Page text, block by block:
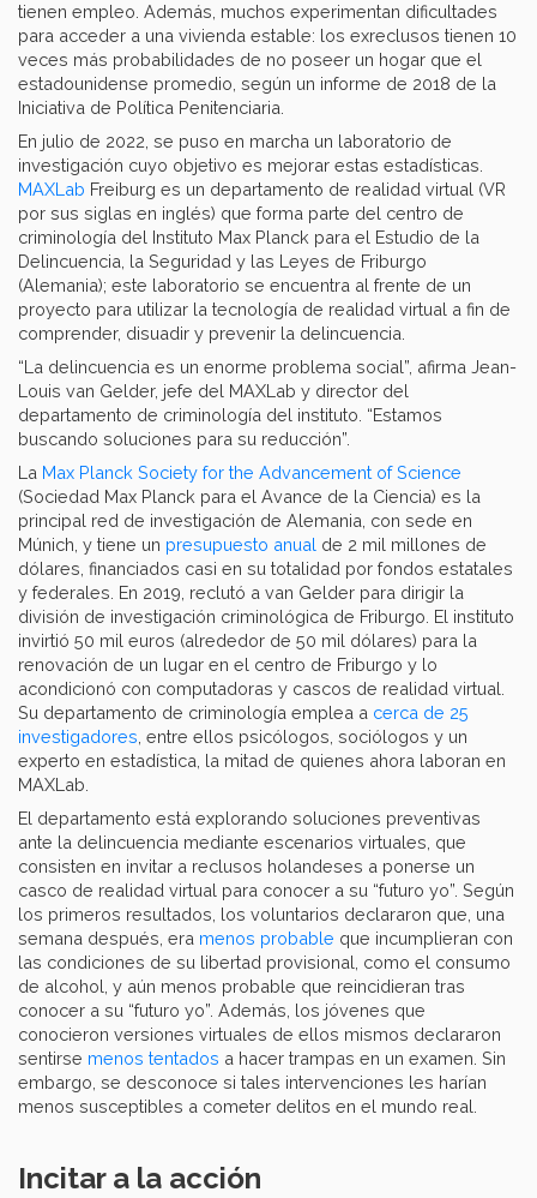
tienen empleo. Además, muchos experimentan dificultades
para acceder a una vivienda estable: los exreclusos tienen 10
veces más probabilidades de no poseer un hogar que el
estadounidense promedio, según un informe de 2018 de la
Iniciativa de Política Penitenciaria.
En julio de 2022, se puso en marcha un laboratorio de
investigación cuyo objetivo es mejorar estas estadísticas.
MAXLab Freiburg es un departamento de realidad virtual (VR
por sus siglas en inglés) que forma parte del centro de
criminología del Instituto Max Planck para el Estudio de la
Delincuencia, la Seguridad y las Leyes de Friburgo
(Alemania); este laboratorio se encuentra al frente de un
proyecto para utilizar la tecnología de realidad virtual a fin de
comprender, disuadir y prevenir la delincuencia.
“La delincuencia es un enorme problema social”, afirma Jean-
Louis van Gelder, jefe del MAXLab y director del
departamento de criminología del instituto. “Estamos
buscando soluciones para su reducción”.
La Max Planck Society for the Advancement of Science
(Sociedad Max Planck para el Avance de la Ciencia) es la
principal red de investigación de Alemania, con sede en
Múnich, y tiene un presupuesto anual de 2 mil millones de
dólares, financiados casi en su totalidad por fondos estatales
y federales. En 2019, reclutó a van Gelder para dirigir la
división de investigación criminológica de Friburgo. El instituto
invirtió 50 mil euros (alrededor de 50 mil dólares) para la
renovación de un lugar en el centro de Friburgo y lo
acondicionó con computadoras y cascos de realidad virtual.
Su departamento de criminología emplea a cerca de 25
investigadores , entre ellos psicólogos, sociólogos y un
experto en estadística, la mitad de quienes ahora laboran en
MAXLab.
El departamento está explorando soluciones preventivas
ante la delincuencia mediante escenarios virtuales, que
consisten en invitar a reclusos holandeses a ponerse un
casco de realidad virtual para conocer a su “futuro yo”. Según
los primeros resultados, los voluntarios declararon que, una
semana después, era menos probable que incumplieran con
las condiciones de su libertad provisional, como el consumo
de alcohol, y aún menos probable que reincidieran tras
conocer a su “futuro yo”. Además, los jóvenes que
conocieron versiones virtuales de ellos mismos declararon
sentirse menos tentados a hacer trampas en un examen. Sin
embargo, se desconoce si tales intervenciones les harían
menos susceptibles a cometer delitos en el mundo real.
Incitar a la acción